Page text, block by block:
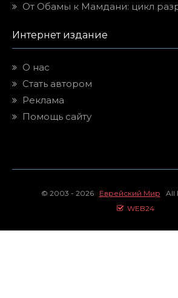
От Обамы к Мамдани: цикл
Интернет издание
О нас
Стать автором
Реклама
Помощь сайту
© 2003 - 2026 Еврейский Мир All
WEB24